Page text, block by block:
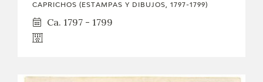
CAPRICHOS (ESTAMPAS Y DIBUJOS, 1797-1799)
Ca. 1797 - 1799